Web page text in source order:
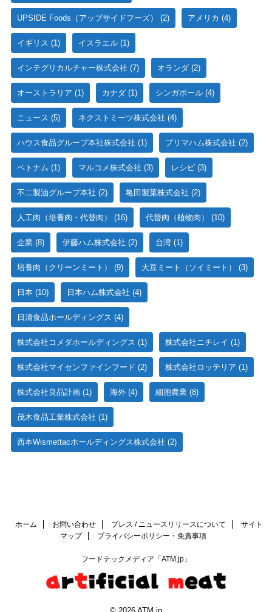
UPSIDE Foods（アップサイドフーズ） (2) アメリカ (4)
イギリス (1) イスラエル (1)
インテグリカルチャー株式会社 (7) オランダ (2)
オーストラリア (1) カナダ (1) シンガポール (4)
ニュース (5) ネクストミーツ株式会社 (4)
ハウス食品グループ本社株式会社 (1) プリマハム株式会社 (2)
ベトナム (1) マルコメ株式会社 (3) レシピ (3)
不二製油グループ本社 (2) 亀田製菓株式会社 (2)
人工肉（培養肉・代替肉） (16) 代替肉（植物肉） (10)
企業 (8) 伊藤ハム株式会社 (2) 台湾 (1)
培養肉（クリーンミート） (9) 大豆ミート（ソイミート） (3)
日本 (10) 日本ハム株式会社 (4)
日清食品ホールディングス (4)
株式会社コメダホールディングス (1) 株式会社ニチレイ (1)
株式会社マイセンファインフード (2) 株式会社ロッテリア (1)
株式会社良品計画 (1) 海外 (4) 細胞農業 (8)
茂木食品工業株式会社 (1)
西本Wismettacホールディングス株式会社 (2)
ホーム お問い合わせ プレス / ニュースリリースについて
サイト
マップ
プライバシーポリシー・免責事項
フードテックメディア「ATM.jp」